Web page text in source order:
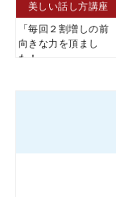
美しい話し方講座
「毎回２割増しの前
向きな力を頂まし
た！」